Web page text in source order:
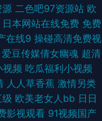
锋AV 人妖玩人妖A片 中台
免费 91次元pc 操婷婷导
韩综合福利 人妻在线官网
院 91国在线观看 成人伊人
源 二色吧97资源站 欧
日本网站在线免费 免费
在线9 操碰高清免费视
爱豆传媒倩女幽魂 超清
视频 吃瓜福利小视频
人人草香蕉 激情另类
欧美老女人bb 日日
影视观看 91视频国产